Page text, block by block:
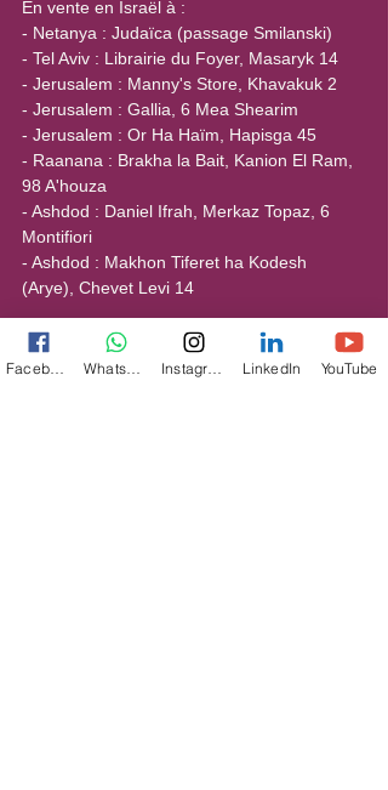
En vente en Israël à :
- Netanya : Judaïca (passage Smilanski)
- Tel Aviv : Librairie du Foyer, Masaryk 14
- Jerusalem : Manny's Store, Khavakuk 2
- Jerusalem : Gallia, 6 Mea Shearim
- Jerusalem : Or Ha Haïm, Hapisga 45
- Raanana : Brakha la Bait, Kanion El Ram,
98 A'houza
- Ashdod : Daniel Ifrah, Merkaz Topaz, 6
Montifiori
- Ashdod : Makhon Tiferet ha Kodesh
(Arye), Chevet Levi 14
En France, à Paris : Librairie du Temple,
Librairie Emet, Kol Yehouda et Judaïc-Store
LinkedIn YouTube